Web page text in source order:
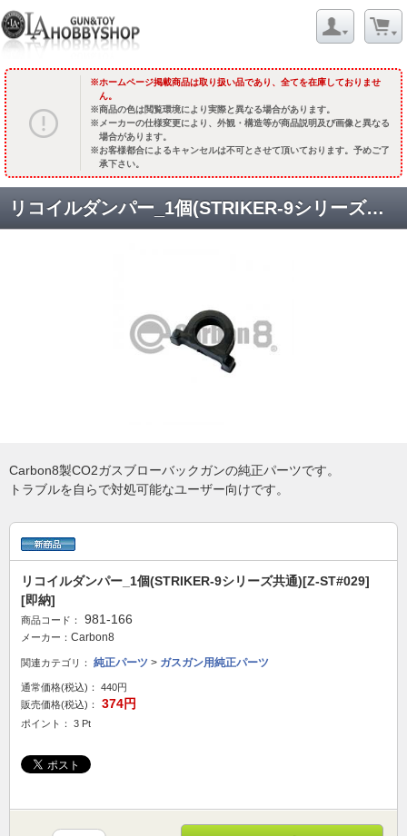
ホームページ掲載商品は取り扱い品であり、全てを在庫しておりませ
ん。
商品の色は閲覧環境により実際と異なる場合があります。
メーカーの仕様変更により、外観・構造等が商品説明及び画像と異なる
場合があります。
お客様都合によるキャンセルは不可とさせて頂いております。予めご了
承下さい。
リコイルダンパー_1個(STRIKER-9シリーズ共通)[Z-ST#029] [即納]
Carbon8製CO2ガスブローバックガンの純正パーツです。
トラブルを自らで対処可能なユーザー向けです。
リコイルダンパー_1個(STRIKER-9シリーズ共通)[Z-ST#029]
[即納]
商品コード： 981-166
メーカー： Carbon8
関連カテゴリ： 純正パーツ > ガスガン用純正パーツ
通常価格(税込)：
440円
販売価格(税込)：
374円
ポイント： 3 Pt